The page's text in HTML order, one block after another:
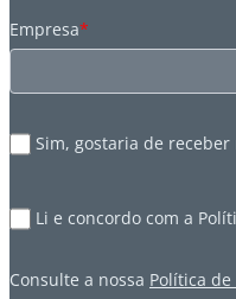
Empresa*
Sim, gostaria de receber
Li e concordo com a
Consulte a nossa Política